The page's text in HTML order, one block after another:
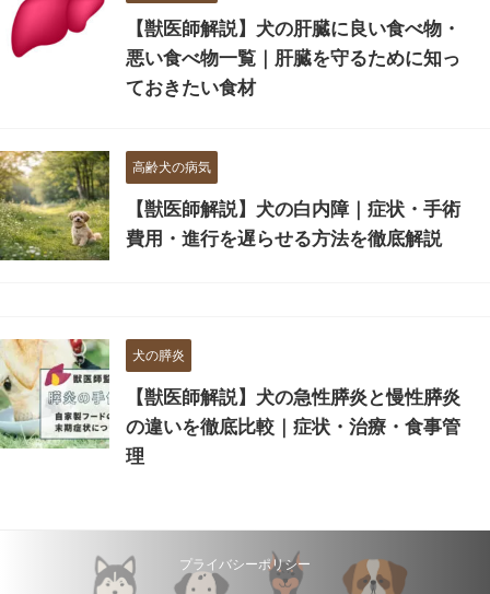
【獣医師解説】犬の肝臓に良い食べ物・
悪い食べ物一覧｜肝臓を守るために知っ
ておきたい食材
高齢犬の病気
【獣医師解説】犬の白内障｜症状・手術
費用・進行を遅らせる方法を徹底解説
犬の膵炎
【獣医師解説】犬の急性膵炎と慢性膵炎
の違いを徹底比較｜症状・治療・食事管
理
プライバシーポリシー